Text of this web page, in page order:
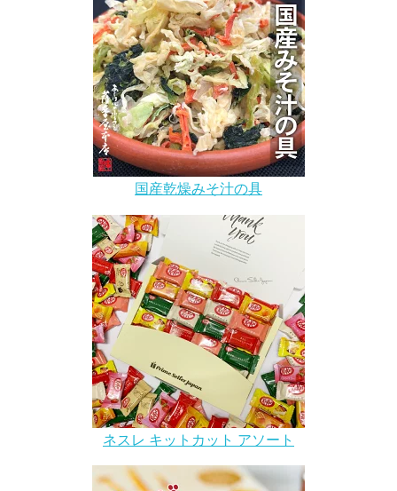
国産乾燥みそ汁の具
ネスレ キットカット アソート